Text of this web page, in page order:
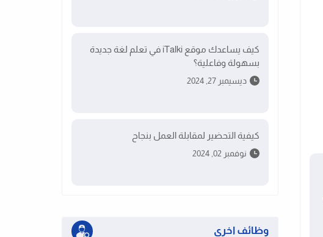
كيف يساعدك موقع iTalki في تعلم لغة جديدة
بسهولة وفاعلية؟
ديسيمبر 27, 2024
كيفية التحضير لمقابلة العمل بنجاح
نوفمبر 02, 2024
وظائف اخرى